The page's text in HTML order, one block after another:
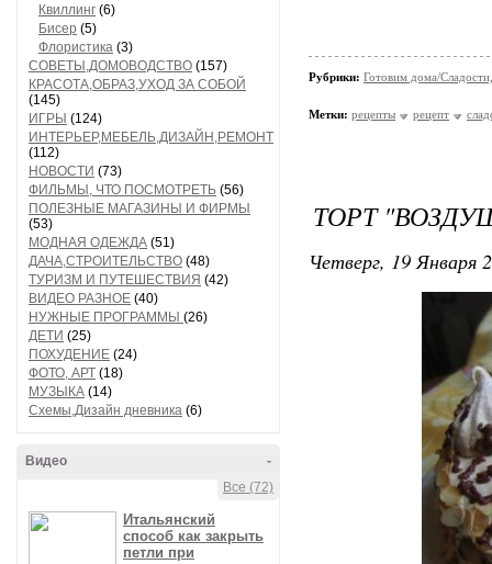
Квиллинг (6)
Бисер (5)
Флористика (3)
СОВЕТЫ,ДОМОВОДСТВО (157)
КРАСОТА,ОБРАЗ,УХОД ЗА СОБОЙ
(145)
ИГРЫ (124)
ИНТЕРЬЕР,МЕБЕЛЬ,ДИЗАЙН,РЕМОНТ
(112)
НОВОСТИ (73)
ФИЛЬМЫ, ЧТО ПОСМОТРЕТЬ (56)
ПОЛЕЗНЫЕ МАГАЗИНЫ И ФИРМЫ
(53)
МОДНАЯ ОДЕЖДА (51)
ДАЧА,СТРОИТЕЛЬСТВО (48)
ТУРИЗМ И ПУТЕШЕСТВИЯ (42)
ВИДЕО РАЗНОЕ (40)
НУЖНЫЕ ПРОГРАММЫ (26)
ДЕТИ (25)
ПОХУДЕНИЕ (24)
ФОТО, АРТ (18)
МУЗЫКА (14)
Схемы,Дизайн дневника (6)
-
Видео
Все (72)
Итальянский
способ как закрыть
петли при
Рубрики: Готовим дома/
Метки: рецепты рецепт
ТОРТ
Четверг, 19 Января